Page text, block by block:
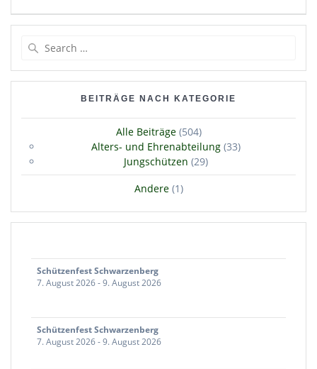
BEITRÄGE NACH KATEGORIE
Alle Beiträge(504)
Alters- und Ehrenabteilung (33)
Jungschützen (29)
Andere(1)
Schützenfest Schwarzenberg
7. August 2026-9. August 2026
Schützenfest Schwarzenberg
7. August 2026-9. August 2026